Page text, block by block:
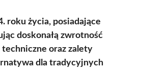
roku życia, posiadające
doskonałą zwrotność
oraz zalety
dla tradycyjnych